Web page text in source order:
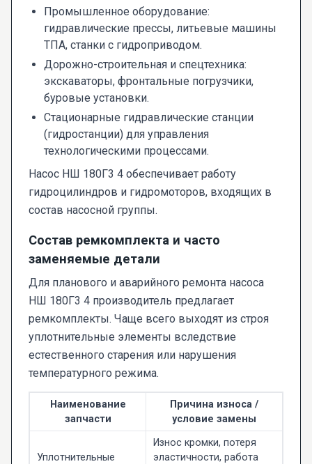
Промышленное оборудование:
гидравлические прессы, литьевые машины
ТПА, станки с гидроприводом.
Дорожно-строительная и спецтехника:
экскаваторы, фронтальные погрузчики,
буровые установки.
Стационарные гидравлические станции
(гидростанции) для управления
технологическими процессами.
Насос НШ 180Г3 4 обеспечивает работу
гидроцилиндров и гидромоторов, входящих в
состав насосной группы.
Состав ремкомплекта и часто
заменяемые детали
Для планового и аварийного ремонта насоса
НШ 180Г3 4 производитель предлагает
ремкомплекты. Чаще всего выходят из строя
уплотнительные элементы вследствие
естественного старения или нарушения
температурного режима.
Наименование
запчасти
Причина износа /
условие замены
Уплотнительные
Износ кромки, потеря
эластичности, работа